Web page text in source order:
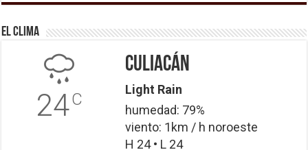
El Clima
24C
Culiacán
Light Rain
humedad: 79%
viento: 1km / h noroeste
H 24 • L 24